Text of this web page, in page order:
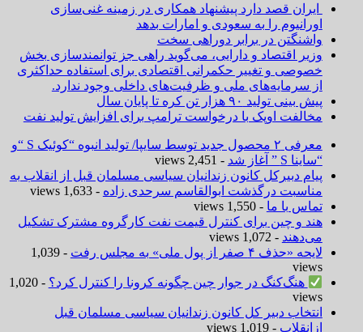
ایران قصد دارد پیشنهاد همکاری در زمینه غنی‌سازی
اورانیوم را به سعودی و امارات بدهد
واشنگتن در برابر دوراهی سخت
وزیر اقتصاد و دارایی، می‌گوید راهی جز توانمندسازی بخش
خصوصی و تغییر حکمرانی اقتصادی برای استفاده حداکثری
از سرمایه‌های ملی و ظرفیت‌های داخلی وجود ندارد.
پیش بینی تولید ۹۰ هزار تن کره تا پایان سال
مخالفت اوپک با درخواست ترامپ برای افزایش تولید نفت
معرفی ۲ محصول جدید توسط سایپا/ تولید انبوه “کوئیک S “و
“ساینا S ” آغاز شد
- 2,451 views
پیام دبیرکل کانون زندانیان سیاسی مسلمان قبل از انقلاب به
مناسبت درگذشت ابوالقاسم سرحدی زاده - 1,633 views
تماس با ما - 1,550 views
هند و چین برای کنترل قیمت نفت کارگروه مشترک تشکیل
می‌دهند - 1,072 views
لایحه «حذف ۴ صفر از پول ملی» به مجلس رفت
- 1,039
views
هنگ‌کنگ در جوار چین چگونه کرونا را کنترل کرد؟
- 1,020
views
انتخاب دبیر کل کانون زندانیان سیاسی مسلمان قبل
ازانقلاب - 1,019 views